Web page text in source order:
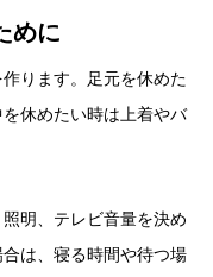
めに
ります。足元を休めた
休めたい時は上着やバ
明、テレビ音量を決め
は、寝る時間や待つ場